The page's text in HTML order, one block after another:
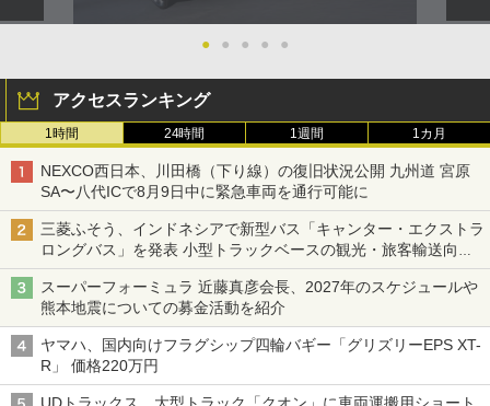
● ● ● ● ●
アクセスランキング
1時間 24時間 1週間 1カ月
NEXCO西日本、川田橋（下り線）の復旧状況公開 九州道 宮原
SA〜八代ICで8月9日中に緊急車両を通行可能に
三菱ふそう、インドネシアで新型バス「キャンター・エクストラ
ロングバス」を発表 小型トラックベースの観光・旅客輸送向け
バス
スーパーフォーミュラ 近藤真彦会長、2027年のスケジュールや
熊本地震についての募金活動を紹介
ヤマハ、国内向けフラグシップ四輪バギー「グリズリーEPS XT-
R」 価格220万円